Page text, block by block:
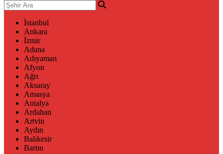
İstanbul
Ankara
İzmir
Adana
Adıyaman
Afyon
Ağrı
Aksaray
Amasya
Antalya
Ardahan
Artvin
Aydın
Balıkesir
Bartın